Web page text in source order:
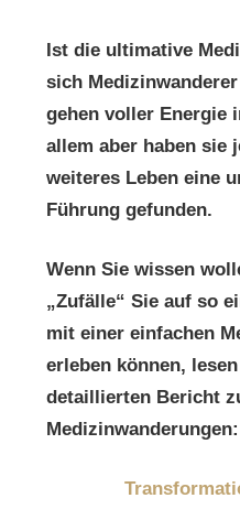
Ist die ultimative
sich
gehen voller Energie
allem aber haben sie
weiteres Leben eine
Führung gefunden.
Wenn Sie wissen
„Zufälle“ Sie auf so
mit einer einfachen
erleben können,
detaillierten Bericht
Medizinwanderungen: